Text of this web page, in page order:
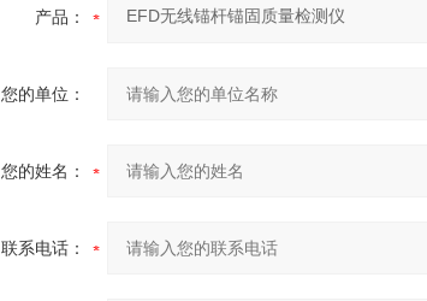
产品：
您的单位：
您的姓名：
联系电话：